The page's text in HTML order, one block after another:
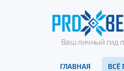
Ваш личный гид
ГЛАВНАЯ ВСЁ